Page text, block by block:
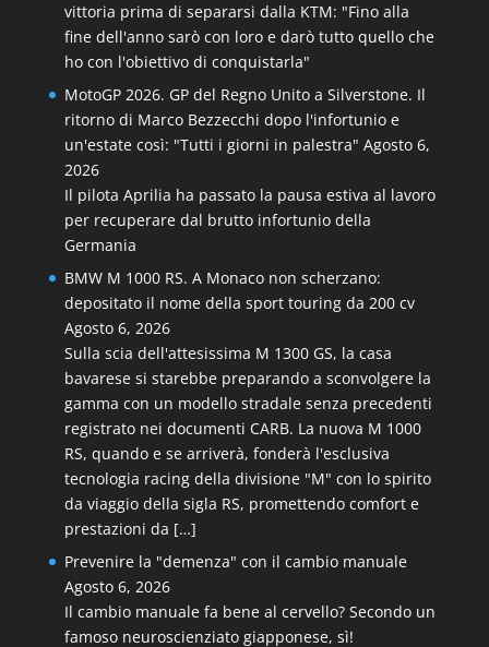
vittoria prima di separarsi dalla KTM: "Fino alla
fine dell'anno sarò con loro e darò tutto quello che
ho con l'obiettivo di conquistarla"
MotoGP 2026. GP del Regno Unito a Silverstone. Il
ritorno di Marco Bezzecchi dopo l'infortunio e
un'estate così: "Tutti i giorni in palestra" Agosto 6,
2026
Il pilota Aprilia ha passato la pausa estiva al lavoro
per recuperare dal brutto infortunio della
Germania
BMW M 1000 RS. A Monaco non scherzano:
depositato il nome della sport touring da 200 cv
Agosto 6, 2026
Sulla scia dell'attesissima M 1300 GS, la casa
bavarese si starebbe preparando a sconvolgere la
gamma con un modello stradale senza precedenti
registrato nei documenti CARB. La nuova M 1000
RS, quando e se arriverà, fonderà l'esclusiva
tecnologia racing della divisione "M" con lo spirito
da viaggio della sigla RS, promettendo comfort e
prestazioni da […]
Prevenire la "demenza" con il cambio manuale
Agosto 6, 2026
Il cambio manuale fa bene al cervello? Secondo un
famoso neuroscienziato giapponese, sì!